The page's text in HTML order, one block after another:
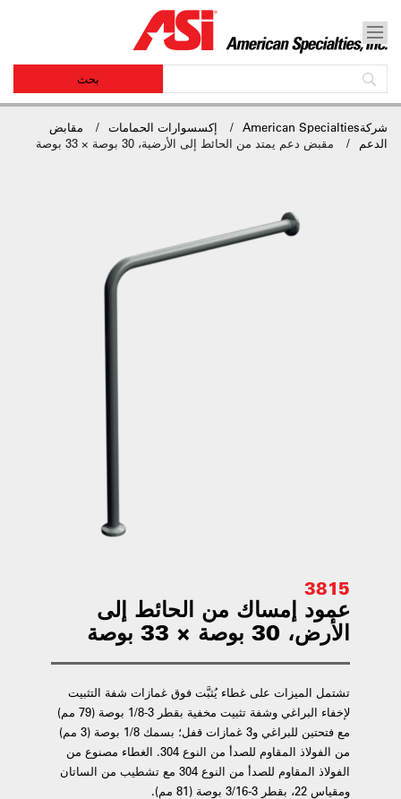
شركةAmerican Specialties إكسسوارات الحمامات
مقابض
الدعم
مقبض دعم يمتد من الحائط إلى الأرضية، 30 بوصة × 33 بوصة
3815
عمود إمساك من الحائط إلى
الأرض، 30 بوصة × 33 بوصة
تشتمل الميزات على غطاء يُثبَّت فوق غمازات شفة التثبيت
لإخفاء البراغي وشفة تثبيت مخفية بقطر 3-1/8 بوصة (79 مم)
مع فتحتين للبراغي و3 غمازات قفل؛ بسمك 1/8 بوصة (3 مم)
من الفولاذ المقاوم للصدأ من النوع 304. الغطاء مصنوع من
الفولاذ المقاوم للصدأ من النوع 304 مع تشطيب من الساتان
ومقياس 22، بقطر 3-3/16 بوصة (81 مم).